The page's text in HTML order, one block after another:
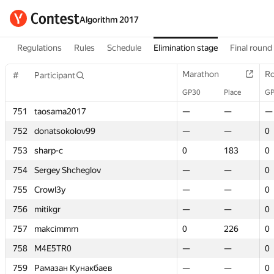
Algorithm 2017
Regulations Rules Schedule Elimination stage Final round
# Participant Marathon
GP30 Place
751 taosama2017 — —
—
752
donatsokolov99 — —
0
753
sharp-c 0 183
0
754
Sergey Shcheglov — —
0
755
Crowl3y — —
0
756
mitikgr — —
0
757
makcimmm 0 226
0
758
M4E5TR0 — —
0
759
Рамазан Кунакбаев — — 0
# Participant Marathon
GP30 Place
751 taosama2017 — —
—
752
donatsokolov99 — —
0
753
sharp-c 0 183
0
754
Sergey Shcheglov — —
0
755
Crowl3y — —
0
756
mitikgr — —
0
757
makcimmm 0 226
0
758
M4E5TR0 — —
0
759
Рамазан Кунакбаев — — 0